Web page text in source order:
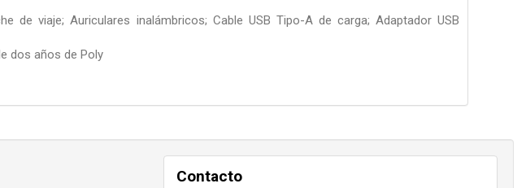
de viaje; Auriculares inalámbricos; Cable USB Tipo-A de carga; Adaptador USB
dos años de Poly
Contacto